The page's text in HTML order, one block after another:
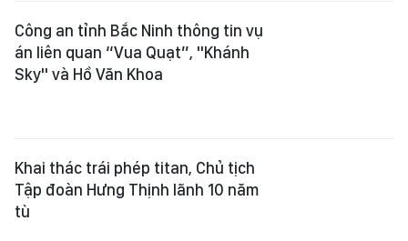
Công an tỉnh Bắc Ninh thông tin vụ
án liên quan “Vua Quạt”, "Khánh
Sky" và Hồ Văn Khoa
Khai thác trái phép titan, Chủ tịch
Tập đoàn Hưng Thịnh lãnh 10 năm
tù